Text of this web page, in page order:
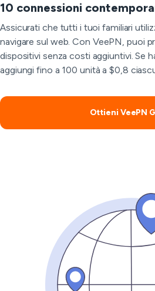
10 connessioni
Assicurati che tutti i tuoi familiari
navigare sul web. Con VeePN, puoi
dispositivi senza costi aggiuntivi. Se
aggiungi fino a 100 unità a $0,8
Ottieni VeePN